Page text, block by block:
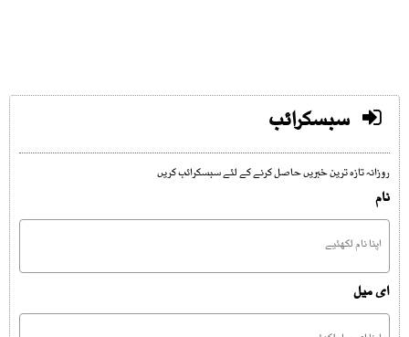
سبسکرائب
روزانہ تازہ ترین خبریں حاصل کرنے کے لئے سبسکرائب کریں
نام
ای میل